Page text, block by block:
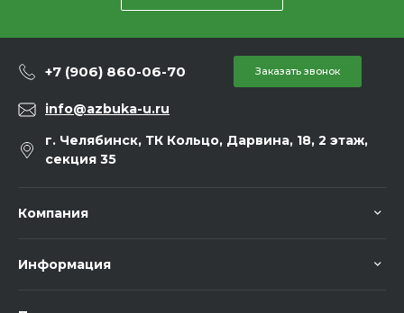
+7 (906) 860-06-70 Заказать звонок
info@azbuka-u.ru
г. Челябинск, ТК Кольцо, Дарвина, 18, 2 этаж,
секция 35
Компания
Информация